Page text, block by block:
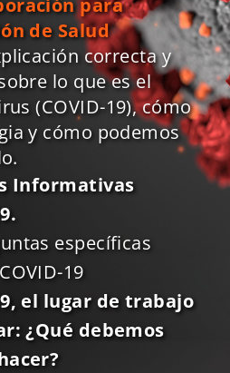
para
de Salud
correcta y
lo que es el
(COVID-19), cómo
y cómo podemos
Informativas
específicas
19
el lugar de trabajo
¿Qué debemos